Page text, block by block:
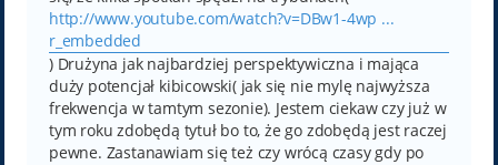
http://www.youtube.com/watch?v=DBw1-4wp ...
r_embedded
) Drużyna jak najbardziej perspektywiczna i mająca
duży potencjał kibicowski( jak się nie mylę najwyższa
frekwencja w tamtym sezonie). Jestem ciekaw czy już w
tym roku zdobędą tytuł bo to, że go zdobędą jest raczej
pewne. Zastanawiam się też czy wrócą czasy gdy po